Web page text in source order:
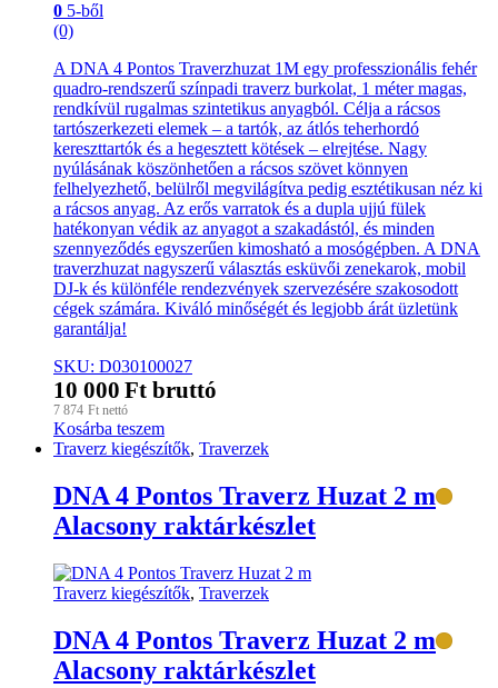
0 5-ből
(0)
A DNA 4 Pontos Traverzhuzat 1M egy professzionális fehér
quadro-rendszerű színpadi traverz burkolat, 1 méter magas,
rendkívül rugalmas szintetikus anyagból. Célja a rácsos
tartószerkezeti elemek – a tartók, az átlós teherhordó
kereszttartók és a hegesztett kötések – elrejtése. Nagy
nyúlásának köszönhetően a rácsos szövet könnyen
felhelyezhető, belülről megvilágítva pedig esztétikusan néz ki
a rácsos anyag. Az erős varratok és a dupla ujjú fülek
hatékonyan védik az anyagot a szakadástól, és minden
szennyeződés egyszerűen kimosható a mosógépben. A DNA
traverzhuzat nagyszerű választás esküvői zenekarok, mobil
DJ-k és különféle rendezvények szervezésére szakosodott
cégek számára. Kiváló minőségét és legjobb árát üzletünk
garantálja!
SKU: D030100027
10 000 Ft bruttó
7 874 Ft nettó
Kosárba teszem
Traverz kiegészítők, Traverzek
DNA 4 Pontos Traverz Huzat 2 m
Alacsony raktárkészlet
Traverz kiegészítők, Traverzek
DNA 4 Pontos Traverz Huzat 2 m
Alacsony raktárkészlet